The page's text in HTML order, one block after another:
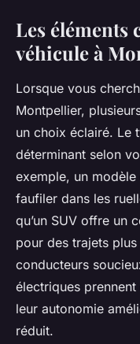
Les éléments
véhicule à
Lorsque vous
Montpellier,
un choix éclairé. Le
déterminant selon
exemple, un
faufiler dans les
qu’un SUV offre un
pour des trajets
conducteurs
électriques
leur autonomie
réduit.